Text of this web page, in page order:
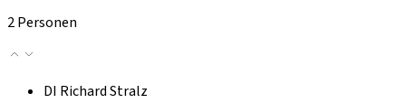
2 Personen
DI Richard Stralz